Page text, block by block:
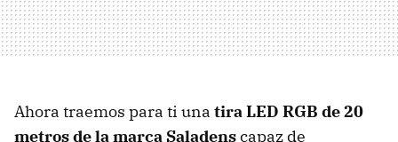
Ahora traemos para ti una tira LED RGB de 20
metros de la marca Saladenscapaz de